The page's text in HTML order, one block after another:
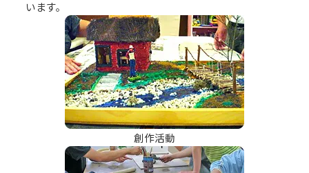
います。
創作活動